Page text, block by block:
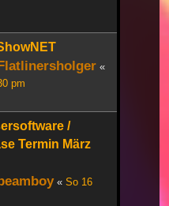
«
pm
/
Termin März
« So 16